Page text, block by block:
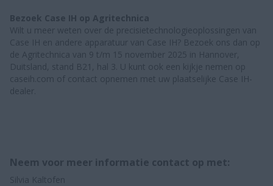
Bezoek Case IH op Agritechnica
Wilt u meer weten over de precisietechnologieoplossingen van
Case IH en andere apparatuur van Case IH? Bezoek ons dan op
de Agritechnica van 9 t/m 15 november 2025 in Hannover,
Duitsland, stand B21, hal 3. U kunt ook een kijkje nemen op
caseih.com of contact opnemen met uw plaatselijke Case IH-
dealer.
Neem voor meer informatie contact op met:
Silvia Kaltofen